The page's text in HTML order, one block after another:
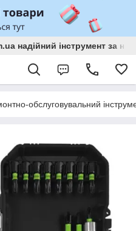
надійний інструмент за
обслуговувальний